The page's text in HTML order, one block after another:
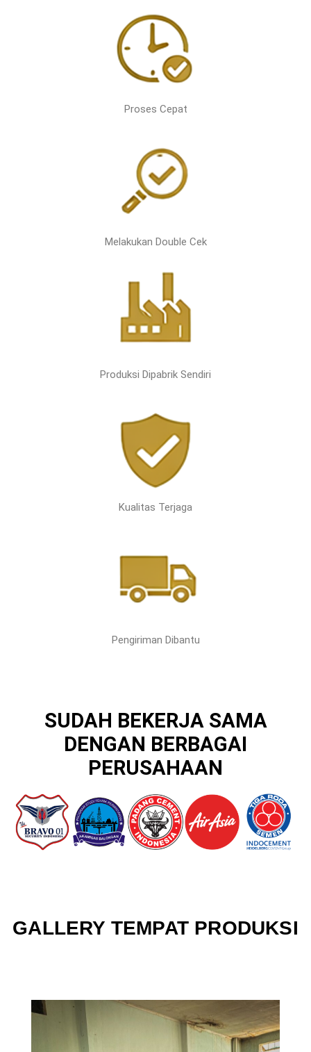
Proses Cepat
Melakukan Double Cek
Produksi Dipabrik Sendiri
Kualitas Terjaga
Pengiriman Dibantu
SUDAH BEKERJA SAMA
DENGAN BERBAGAI
PERUSAHAAN
GALLERY TEMPAT PRODUKSI